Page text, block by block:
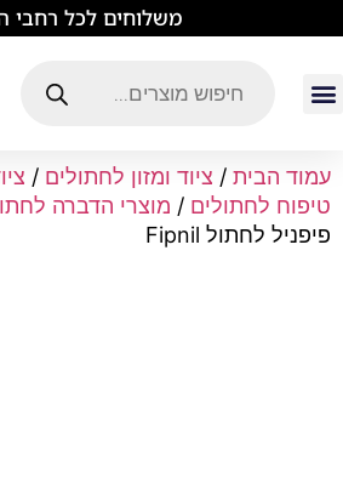
משלוחים לכל רחבי
עמוד הבית / ציוד ומזון לחתולים /
טיפוח לחתולים / מוצרי הדברה
פיפניל לחתול Fipnil